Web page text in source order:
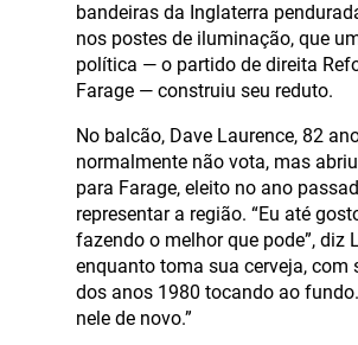
bandeiras da Inglaterra
nos postes de iluminação, que
política — o partido de direita
Farage — construiu seu reduto.
No balcão, Dave Laurence, 82
normalmente não vota, mas
para Farage, eleito no ano
representar a região. “Eu até
fazendo o melhor que pode”, diz
enquanto toma sua cerveja, com
dos anos 1980 tocando ao
nele de novo.”